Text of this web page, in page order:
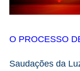
O PROCESSO
Saudações da